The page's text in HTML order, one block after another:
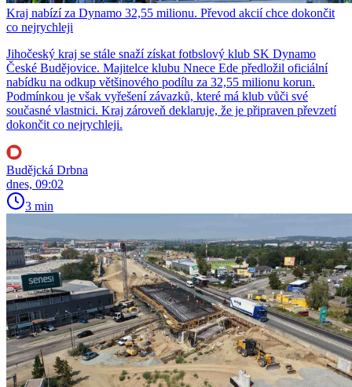
Kraj nabízí za Dynamo 32,55 milionu. Převod akcií chce dokončit
co nejrychleji
Jihočeský kraj se stále snaží získat fotbslový klub SK Dynamo
České Budějovice. Majitelce klubu Nnece Ede předložil oficiální
nabídku na odkup většinového podílu za 32,55 milionu korun.
Podmínkou je však vyřešení závazků, které má klub vůči své
současné vlastnici. Kraj zároveň deklaruje, že je připraven převzetí
dokončit co nejrychleji.
Budějcká Drbna
dnes, 09:02
3 min